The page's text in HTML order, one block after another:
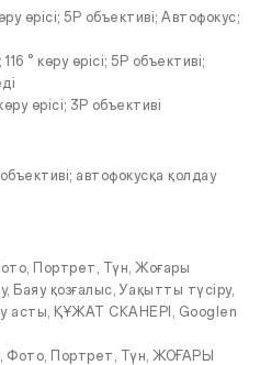
өрісі; 5P объективі; Автофокус;
° көру өрісі; 5P объективі;
өрісі; 3P объективі
автофокусқа қолдау
Портрет, Түн, Жоғары
қозғалыс, Уақытты түсіру,
асты, ҚҰЖАТ СКАНЕРІ, Googlen
Фото, Портрет, Түн, ЖОҒАРЫ